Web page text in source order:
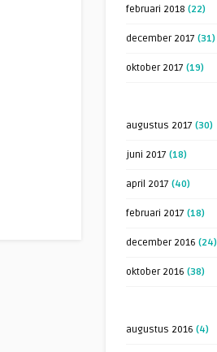
februari 2018 (22)
december 2017 (31)
oktober 2017 (19)
augustus 2017 (30)
juni 2017 (18)
april 2017 (40)
februari 2017 (18)
december 2016 (24)
oktober 2016 (38)
augustus 2016 (4)